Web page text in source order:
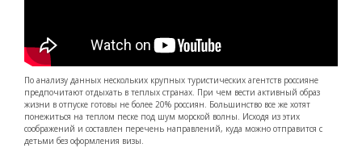
По анализу данных нескольких крупных туристических агентств россияне
предпочитают отдыхать в теплых странах. При чем вести активный образ
жизни в отпуске готовы не более 20% россиян. Большинство все же хотят
понежиться на теплом песке под шум морской волны. Исходя из этих
соображений и составлен перечень направлений, куда можно отправится с
детьми без оформления визы.